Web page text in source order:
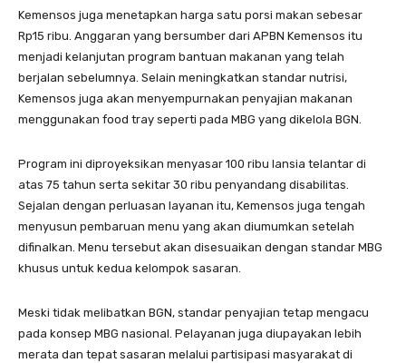
Kemensos juga menetapkan harga satu porsi makan sebesar
Rp15 ribu. Anggaran yang bersumber dari APBN Kemensos itu
menjadi kelanjutan program bantuan makanan yang telah
berjalan sebelumnya. Selain meningkatkan standar nutrisi,
Kemensos juga akan menyempurnakan penyajian makanan
menggunakan food tray seperti pada MBG yang dikelola BGN.
Program ini diproyeksikan menyasar 100 ribu lansia telantar di
atas 75 tahun serta sekitar 30 ribu penyandang disabilitas.
Sejalan dengan perluasan layanan itu, Kemensos juga tengah
menyusun pembaruan menu yang akan diumumkan setelah
difinalkan. Menu tersebut akan disesuaikan dengan standar MBG
khusus untuk kedua kelompok sasaran.
Meski tidak melibatkan BGN, standar penyajian tetap mengacu
pada konsep MBG nasional. Pelayanan juga diupayakan lebih
merata dan tepat sasaran melalui partisipasi masyarakat di